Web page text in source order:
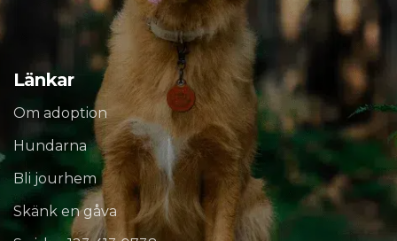
Länkar
Om adoption
Hundarna
Bli jourhem
Skänk en gåva